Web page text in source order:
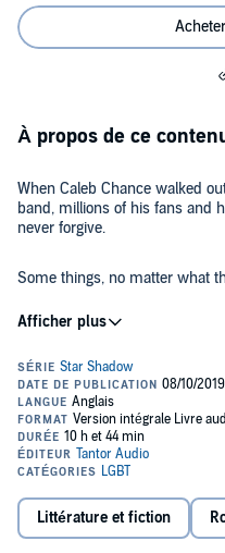
À propos de ce
When Caleb Chance walked
band, millions of his fans and
never forgive.
Some things, no matter what
But Leo never expected Caleb
definitely never expected to
He never expected to confront
disaster of his past, the
terrible thing he's been
But maybe some things aren't
Littérature et fiction